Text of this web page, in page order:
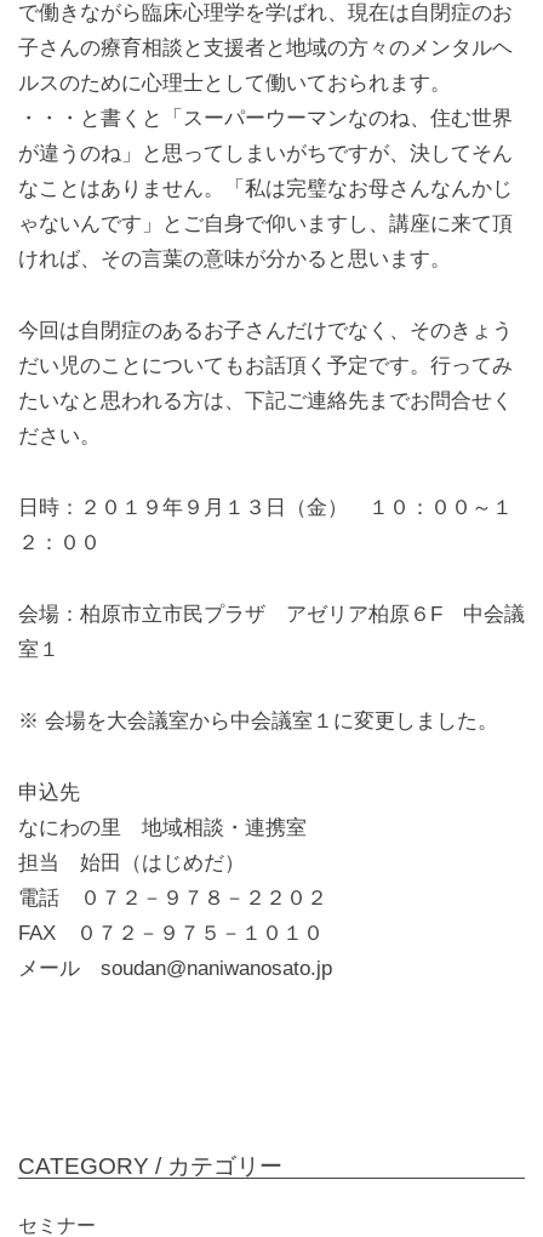
で働きながら臨床心理学を学ばれ、現在は自閉症のお
子さんの療育相談と支援者と地域の方々のメンタルヘ
ルスのために心理士として働いておられます。
・・・と書くと「スーパーウーマンなのね、住む世界
が違うのね」と思ってしまいがちですが、決してそん
なことはありません。「私は完璧なお母さんなんかじ
ゃないんです」とご自身で仰いますし、講座に来て頂
ければ、その言葉の意味が分かると思います。
今回は自閉症のあるお子さんだけでなく、そのきょう
だい児のことについてもお話頂く予定です。行ってみ
たいなと思われる方は、下記ご連絡先までお問合せく
ださい。
日時：２０１９年９月１３日（金） １０：００～１
２：００
会場：柏原市立市民プラザ アゼリア柏原６F 中会議
室１
※ 会場を大会議室から中会議室１に変更しました。
申込先
なにわの里 地域相談・連携室
担当 始田（はじめだ）
電話 ０７２－９７８－２２０２
FAX ０７２－９７５－１０１０
メール soudan@naniwanosato.jp
CATEGORY / カテゴリー
セミナー